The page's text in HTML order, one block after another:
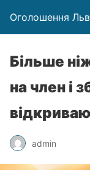
Оголошення
Більше
на член і
admin